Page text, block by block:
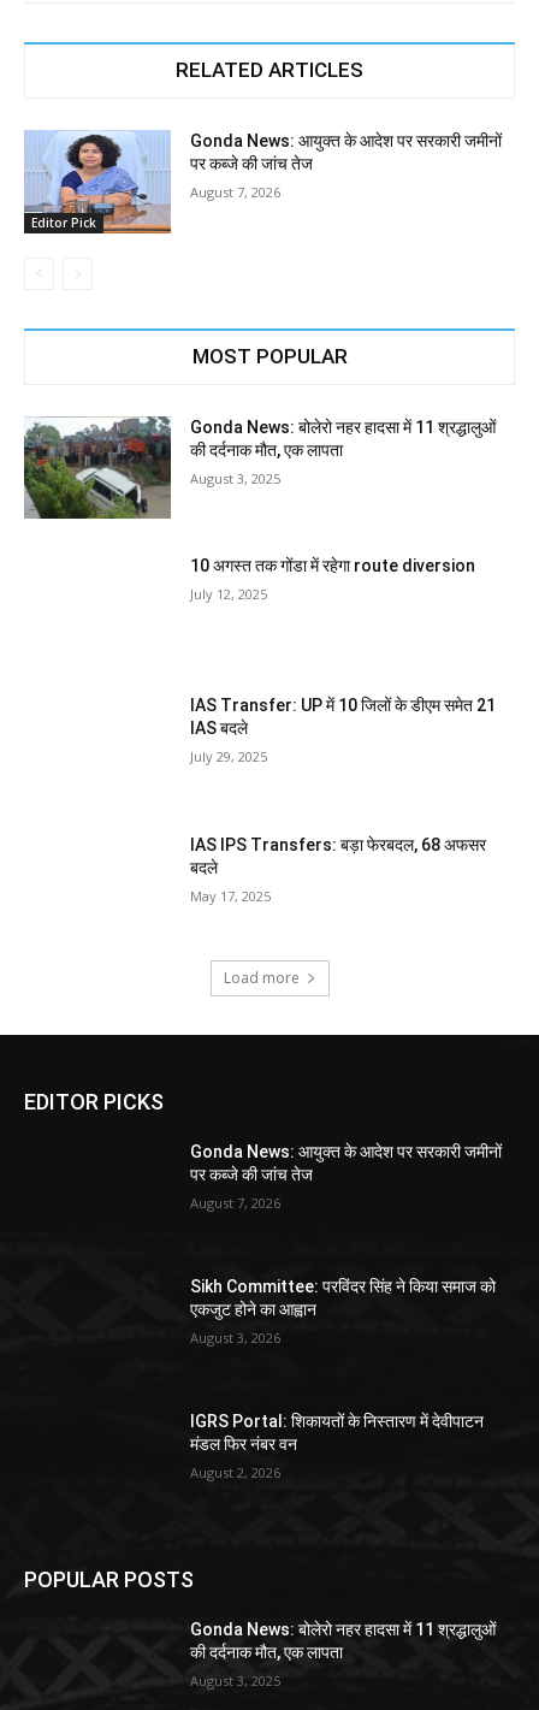
RELATED ARTICLES
Editor Pick
Gonda News: आयुक्त के आदेश पर सरकारी जमीनों
पर कब्जे की जांच तेज
August 7, 2026
MOST POPULAR
Gonda News: बोलेरो नहर हादसा में 11 श्रद्धालुओं
की दर्दनाक मौत, एक लापता
August 3, 2025
10 अगस्त तक गोंडा में रहेगा route diversion
July 12, 2025
IAS Transfer: UP में 10 जिलों के डीएम समेत 21
IAS बदले
July 29, 2025
IAS IPS Transfers: बड़ा फेरबदल, 68 अफसर
बदले
May 17, 2025
Load more
EDITOR PICKS
Gonda News: आयुक्त के आदेश पर सरकारी जमीनों
पर कब्जे की जांच तेज
August 7, 2026
Sikh Committee: परविंदर सिंह ने किया समाज को
एकजुट होने का आह्वान
August 3, 2026
IGRS Portal: शिकायतों के निस्तारण में देवीपाटन
मंडल फिर नंबर वन
August 2, 2026
POPULAR POSTS
Gonda News: बोलेरो नहर हादसा में 11 श्रद्धालुओं
की दर्दनाक मौत, एक लापता
August 3, 2025